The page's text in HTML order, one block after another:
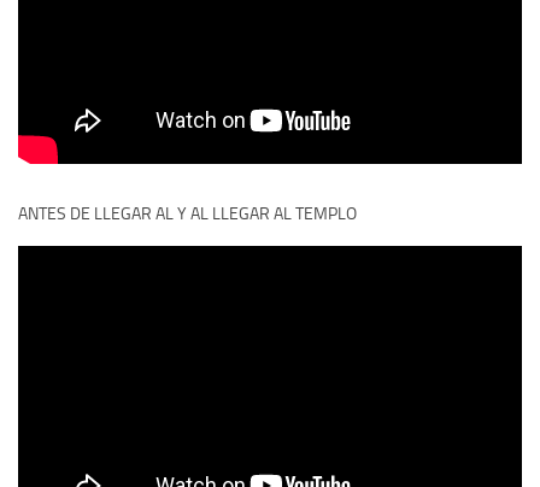
ANTES DE LLEGAR AL Y AL LLEGAR AL TEMPLO